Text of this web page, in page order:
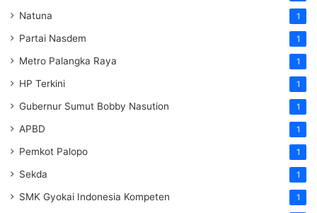
Natuna 1
Partai Nasdem 1
Metro Palangka Raya 1
HP Terkini 1
Gubernur Sumut Bobby Nasution 1
APBD 1
Pemkot Palopo 1
Sekda 1
SMK Gyokai Indonesia Kompeten 1